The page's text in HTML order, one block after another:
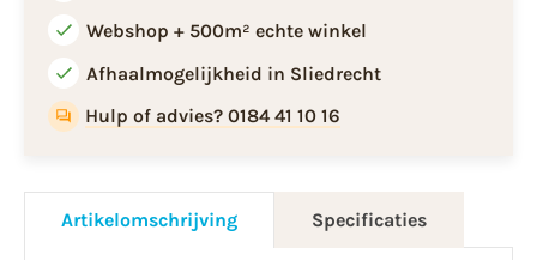
Webshop + 500m² echte winkel
Afhaalmogelijkheid in Sliedrecht
Hulp of advies? 0184 41 10 16
Artikelomschrijving Specificaties